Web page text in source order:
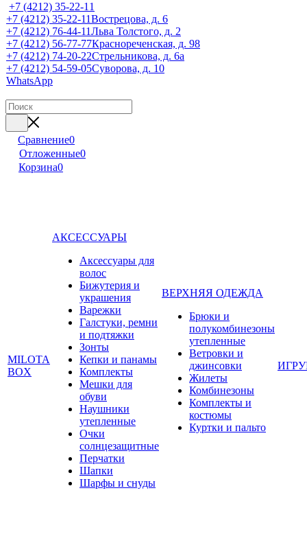
+7 (4212) 35-22-11
+7 (4212) 35-22-11Вострецова, д. 6
+7 (4212) 76-44-11Льва Толстого, д. 2
+7 (4212) 56-77-77Краснореченская, д. 98
+7 (4212) 74-20-22Стрельникова, д. 6а
+7 (4212) 54-59-05Суворова, д. 10
WhatsApp
Сравнение0
Отложенные0
Корзина0
MILOTA
BOX
АКСЕССУАРЫ
Аксессуары для
волос
Бижутерия и
украшения
Варежки
Галстуки, ремни
и подтяжки
Зонты
Кепки и панамы
Комплекты
Мешки для
обуви
Наушники
утепленные
Очки
солнцезащитные
Перчатки
Шапки
Шарфы и снуды
ВЕРХНЯЯ ОДЕЖДА
Брюки и
полукомбинезоны
утепленные
Ветровки и
джинсовки
Жилеты
Комбинезоны
Комплекты и
костюмы
Куртки и пальто